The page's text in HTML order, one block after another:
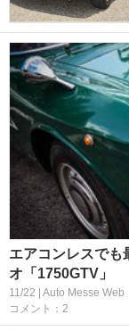
エアコンレスでも
オ「1750GTV」
11/22 | Auto Messe Web
コメント：2